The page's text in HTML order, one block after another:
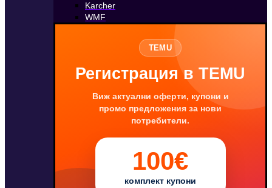
Karcher
WMF
TEMU
Регистрация в TEMU
Виж актуални оферти, купони и
промо предложения за нови
потребители.
100€
комплект купони